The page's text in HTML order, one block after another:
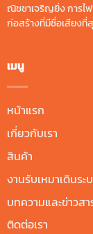
ณิชชาเจริญยิ่ง การไ
ก่อสร้างที่มีชื่อเสียงที่
เมนู
หน้าแรก
เกี่ยวกับเรา
สินค้า
งานรับเหมาเดินระ
บทความและข่าวสา
ติดต่อเรา